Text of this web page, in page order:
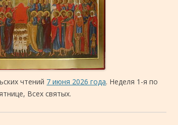
чтений 7 июня 2026 года. Неделя 1-я по
Всех святых.